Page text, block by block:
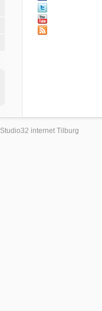
Studio32 internet Tilburg